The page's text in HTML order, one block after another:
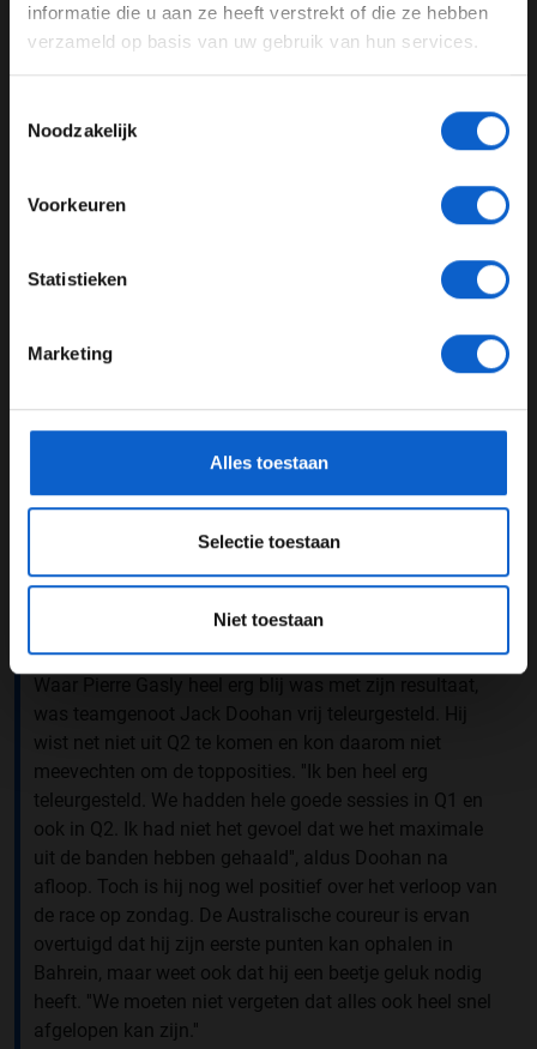
informatie die u aan ze heeft verstrekt of die ze hebben
verzameld op basis van uw gebruik van hun services.
Noodzakelijk
Voorkeuren
Statistieken
Marketing
Alles toestaan
Selectie toestaan
Niet toestaan
Een bericht gedeeld door BWT Alpine Formula One Team (@alpinef1team)
Jack Doohan
Waar Pierre Gasly heel erg blij was met zijn resultaat,
was teamgenoot Jack Doohan vrij teleurgesteld. Hij
wist net niet uit Q2 te komen en kon daarom niet
meevechten om de topposities. ''Ik ben heel erg
teleurgesteld. We hadden hele goede sessies in Q1 en
ook in Q2. Ik had niet het gevoel dat we het maximale
uit de banden hebben gehaald'', aldus Doohan na
afloop. Toch is hij nog wel positief over het verloop van
de race op zondag. De Australische coureur is ervan
overtuigd dat hij zijn eerste punten kan ophalen in
Bahrein, maar weet ook dat hij een beetje geluk nodig
heeft. ''We moeten niet vergeten dat alles ook heel snel
afgelopen kan zijn.''
Advertentie instellingen
Toon alle kansspelenadvertenties (24+)
gegevensgebruik en -bescherming.